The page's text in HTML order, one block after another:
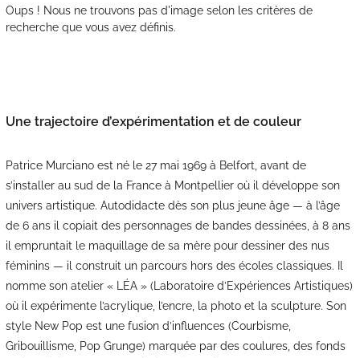
Oups ! Nous ne trouvons pas d'image selon les critères de
recherche que vous avez définis.
Une trajectoire d’expérimentation et de couleur
Patrice Murciano est né le 27 mai 1969 à Belfort, avant de
s’installer au sud de la France à Montpellier où il développe son
univers artistique. Autodidacte dès son plus jeune âge — à l’âge
de 6 ans il copiait des personnages de bandes dessinées, à 8 ans
il empruntait le maquillage de sa mère pour dessiner des nus
féminins — il construit un parcours hors des écoles classiques. Il
nomme son atelier « LÉA » (Laboratoire d’Expériences Artistiques)
où il expérimente l’acrylique, l’encre, la photo et la sculpture. Son
style New Pop est une fusion d’influences (Courbisme,
Gribouillisme, Pop Grunge) marquée par des coulures, des fonds